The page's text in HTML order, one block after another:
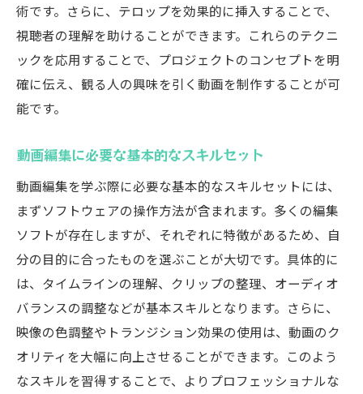
術です。さらに、テロップを効果的に挿入することで、
視聴者の理解を助けることができます。これらのテクニ
ックを応用することで、プロジェクトのコンセプトを明
確に伝え、観る人の興味を引く動画を制作することが可
能です。
動画編集に必要な基本的なスキルセット
動画編集を学ぶ際に必要な基本的なスキルセットには、
まずソフトウェアの操作方法が含まれます。多くの編集
ソフトが存在しますが、それぞれに特徴があるため、自
分の目的に合ったものを選ぶことが大切です。具体的に
は、タイムラインの理解、クリップの整理、オーディオ
バランスの調整などが基本スキルとなります。さらに、
映像の色調整やトランジション効果の使用は、動画のク
オリティを大幅に向上させることができます。このよう
なスキルを習得することで、よりプロフェッショナルな